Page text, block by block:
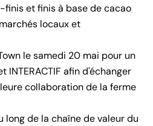
et finis à base de cacao
locaux et
le samedi 20 mai pour un
INTERACTIF afin d'échanger
collaboration de la ferme
long de la chaîne de valeur du